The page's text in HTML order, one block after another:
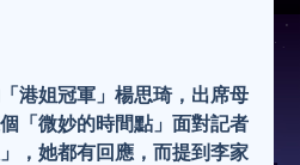
港姐冠軍」楊思琦，出席母
「微妙的時間點」面對記者
，她都有回應，而提到李家